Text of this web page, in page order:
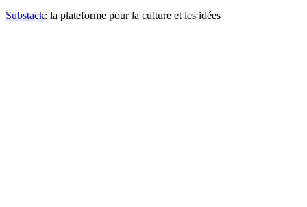
Substack: la plateforme pour la culture et les idées